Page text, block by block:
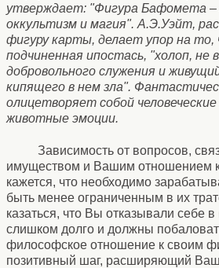
утверждает: "Фигура Бафомета
оккультизм и магия". А.Э.Уэйт,
фигуру карты, делает упор на
подчиненная ипостась, "холоп, не
добровольного служения и
кипящего в нем зла".
олицетворяет собой
животные эмоции.
Зависимость от вопросов,
имуществом и Вашим отношением
кажется, что необходимо
быть менее ограниченным в их
казаться, что Вы отказывали себе
слишком долго и должны
философское отношение к своим
позитивный шаг, расширяющий